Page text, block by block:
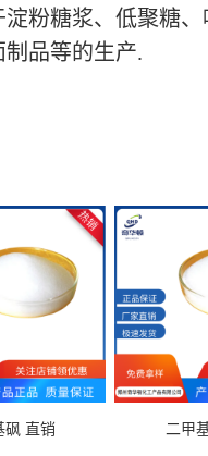
淀粉糖浆、低聚糖
制品等的生产.
砜 直销 二甲